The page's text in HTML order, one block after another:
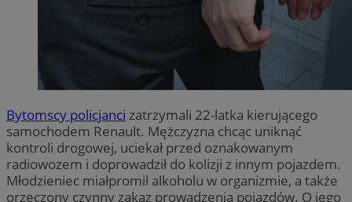
Bytomscy policjanci zatrzymali 22-latka kierującego
samochodem Renault. Mężczyzna chcąc uniknąć
kontroli drogowej, uciekał przed oznakowanym
radiowozem i doprowadził do kolizji z innym pojazdem.
Młodzieniec miałpromil alkoholu w organizmie, a także
orzeczony czynny zakaz prowadzenia pojazdów. O jego